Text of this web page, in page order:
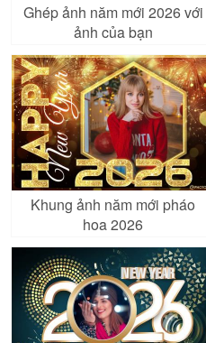
Ghép ảnh năm mới 2026 với
ảnh của bạn
Khung ảnh năm mới pháo
hoa 2026